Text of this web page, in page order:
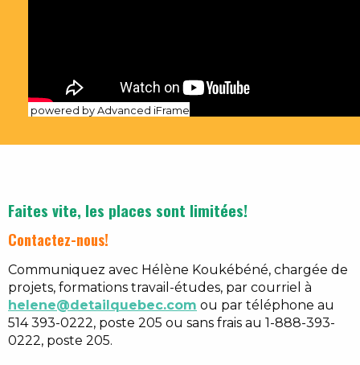
powered by Advanced iFrame
Faites vite, les places sont limitées!
Contactez-nous!
Communiquez avec Hélène Koukébéné, chargée de
projets, formations travail-études, par courriel à
helene@detailquebec.com ou par téléphone au
514 393-0222, poste 205 ou sans frais au 1-888-393-
0222, poste 205.